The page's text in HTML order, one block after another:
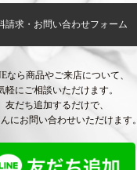
請求・お問い合わせフォーム
なら商品やご来店について、
軽にご相談いただけます。
友だち追加するだけで、
にお問い合わせいただけます。